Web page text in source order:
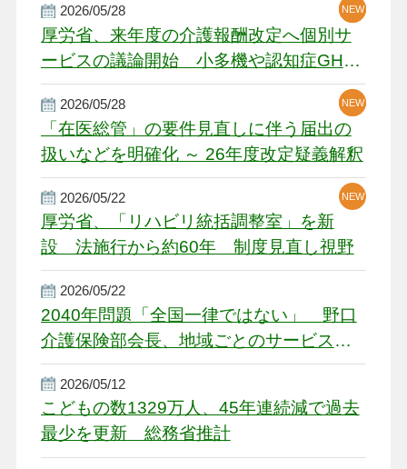
2026/05/28
厚労省、来年度の介護報酬改定へ個別サ
ービスの議論開始 小多機や認知症GH、
厳しい経営環境に危機感
NEW
NEW
NEW
2026/05/28
「在医総管」の要件見直しに伴う届出の
扱いなどを明確化 ～ 26年度改定疑義解釈
NEW
NEW
2026/05/22
厚労省、「リハビリ統括調整室」を新
設 法施行から約60年 制度見直し視野
NEW
2026/05/22
2040年問題「全国一律ではない」 野口
介護保険部会長、地域ごとのサービス基
盤整備を促す
2026/05/12
こどもの数1329万人、45年連続減で過去
最少を更新 総務省推計